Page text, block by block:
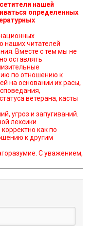
нашей
определенных
Вместе с тем мы не
оставлять
по отношению к
на основании их расы,
ветерана, касты
угроз и запугиваний.
лексики.
как по
к другим
С уважением,